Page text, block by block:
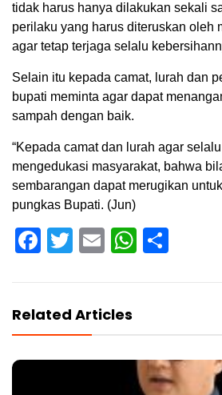
tidak harus hanya dilakukan sekali
perilaku yang harus diteruskan oleh
agar tetap terjaga selalu
Selain itu kepada camat, lurah dan
bupati meminta agar dapat
sampah dengan baik.
“Kepada camat dan lurah agar
mengedukasi masyarakat, bahwa
sembarangan dapat merugikan
pungkas Bupati. (Jun)
Facebook
Twitter
Email
Related Articles